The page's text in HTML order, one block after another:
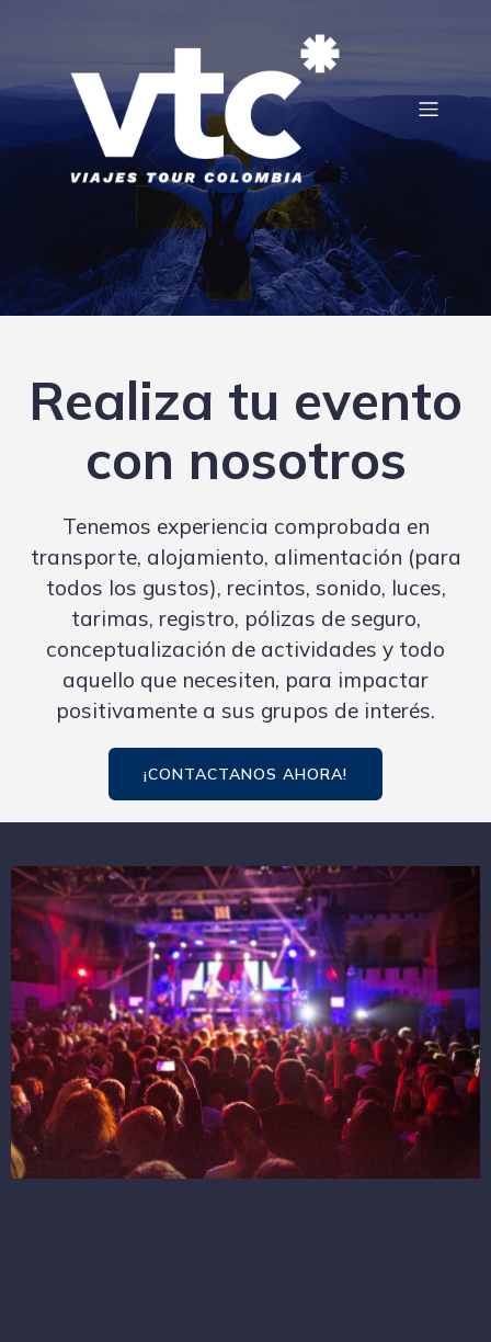
Realiza tu evento
con nosotros
Tenemos experiencia comprobada en
transporte, alojamiento, alimentación (para
todos los gustos), recintos, sonido, luces,
tarimas, registro, pólizas de seguro,
conceptualización de actividades y todo
aquello que necesiten, para impactar
positivamente a sus grupos de interés.
¡CONTACTANOS AHORA!